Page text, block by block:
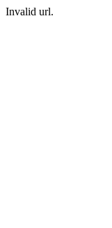
Invalid url.